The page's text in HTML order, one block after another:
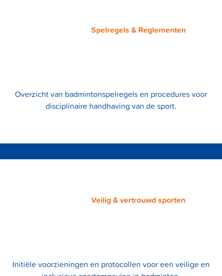
Spelregels & Reglementen
Overzicht van badmintonspelregels en procedures voor
disciplinaire handhaving van de sport.
Veilig & vertrouwd sporten
Initiële voorzieningen en protocollen voor een veilige en